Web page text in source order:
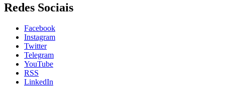
Redes Sociais
Facebook
Instagram
Twitter
Telegram
YouTube
RSS
LinkedIn